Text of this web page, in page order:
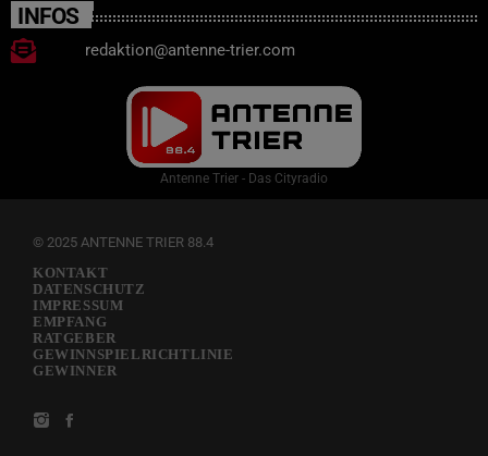
INFOS
redaktion@antenne-trier.com
Antenne Trier - Das Cityradio
© 2025 ANTENNE TRIER 88.4
KONTAKT
DATENSCHUTZ
IMPRESSUM
EMPFANG
RATGEBER
GEWINNSPIELRICHTLINIE
GEWINNER